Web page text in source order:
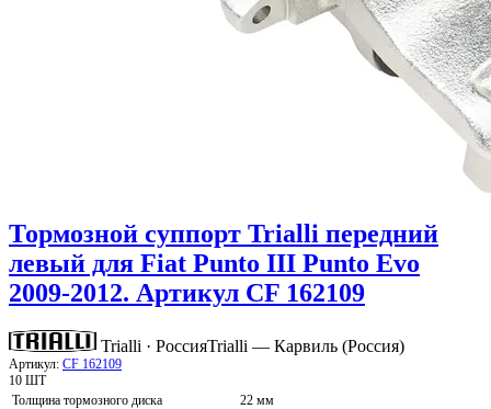
Тормозной суппорт Trialli передний
левый для Fiat Punto III Punto Evo
2009-2012. Артикул CF 162109
Trialli · РоссияTrialli — Карвиль (Россия)
Артикул: CF 162109
10 ШТ
Толщина тормозного диска
22 мм